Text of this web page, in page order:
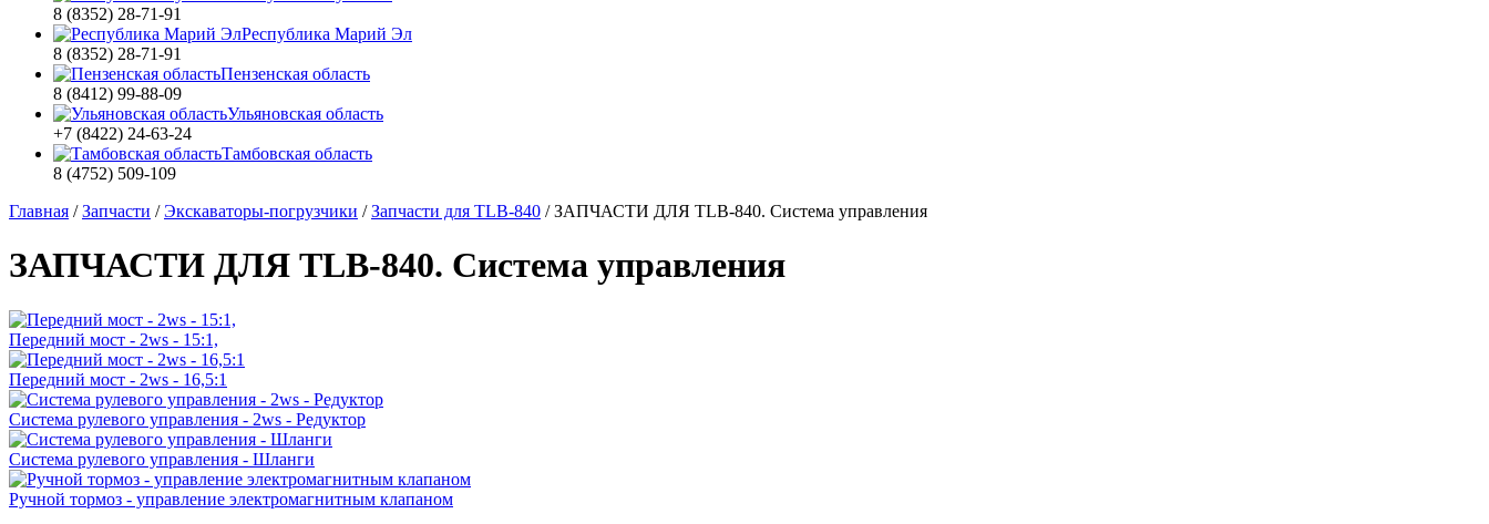
8 (8352) 28-71-91
Республика Марий Эл
8 (8352) 28-71-91
Пензенская область
8 (8412) 99-88-09
Ульяновская область
+7 (8422) 24-63-24
Тамбовская область
8 (4752) 509-109
Главная /Запчасти /Экскаваторы-погрузчики /Запчасти для TLB-840 /ЗАПЧАСТИ ДЛЯ TLB-840. Система управления
ЗАПЧАСТИ ДЛЯ TLB-840. Система управления
Передний мост - 2ws - 15:1,
Передний мост - 2ws - 16,5:1
Система рулевого управления - 2ws - Редуктор
Система рулевого управления - Шланги
Ручной тормоз - управление электромагнитным клапаном